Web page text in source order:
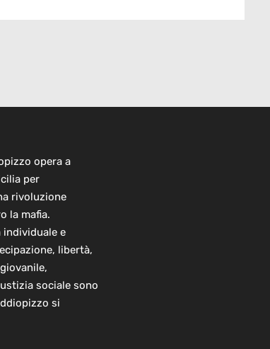
opera a
per
rivoluzione
la mafia.
individuale e
libertà,
sociale sono
si